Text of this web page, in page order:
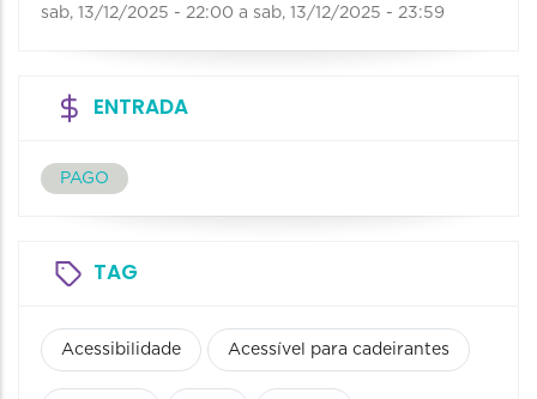
sab, 13/12/2025 - 22:00 a sab, 13/12/2025 - 23:59
ENTRADA
PAGO
TAG
Acessibilidade Acessível para cadeirantes